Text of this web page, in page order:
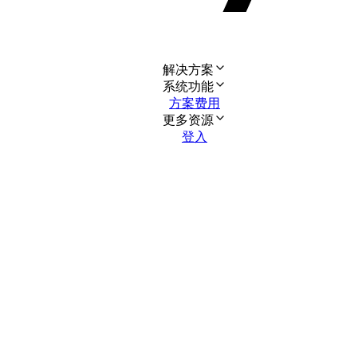
解决方案
系统功能
方案费用
更多资源
登入